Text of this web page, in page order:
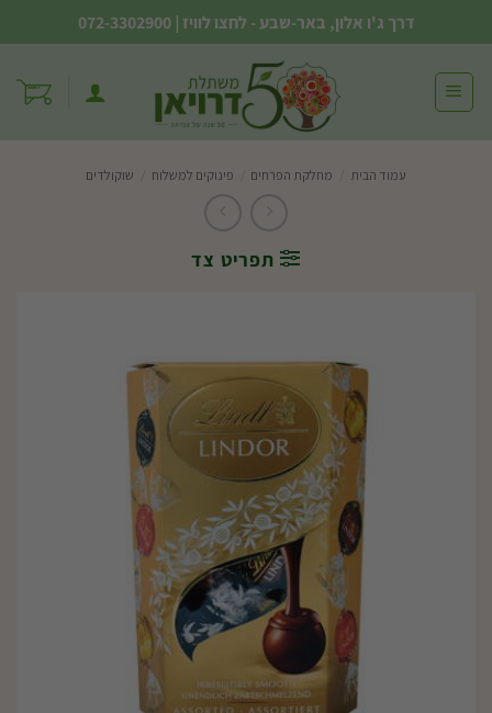
to
content
דרך ג'ו אלון, באר-שבע - לחצו לוויז |
072-3302900
עמוד הבית מחלקת הפרחים פינוקים למשלוח שוקולדים
תפריט צד